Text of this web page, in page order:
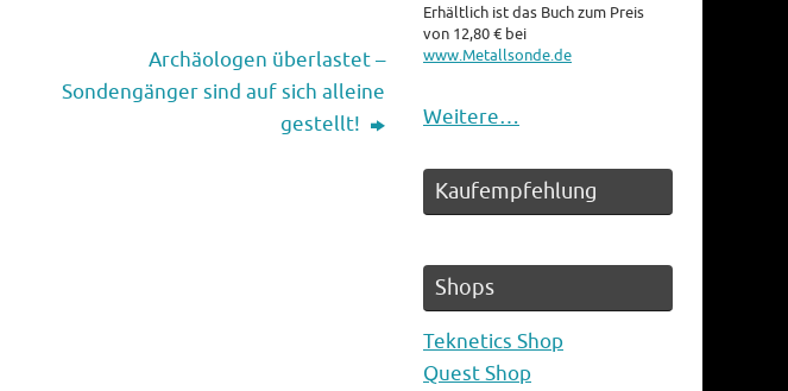
Archäologen überlastet –
Sondengänger sind auf sich alleine
gestellt!
Erhältlich ist das Buch zum Preis
von 12,80 € bei
www.Metallsonde.de
Weitere…
Kaufempfehlung
Shops
Teknetics Shop
Quest Shop